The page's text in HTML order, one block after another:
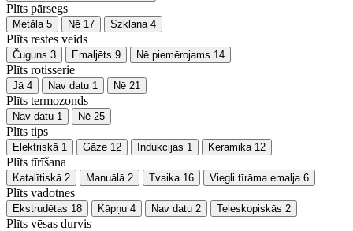
Plīts pārsegs
Metāla 5 Nē 17 Szklana 4
Plīts restes veids
Čuguns 3 Emaljēts 9 Nē piemērojams 14
Plīts rotisserie
Jā 4 Nav datu 1 Nē 21
Plīts termozonds
Nav datu 1 Nē 25
Plīts tips
Elektriskā 1 Gāze 12 Indukcijas 1 Keramika 12
Plīts tīrīšana
Katalītiskā 2 Manuālā 2 Tvaika 16 Viegli tīrāma emalja 6
Plīts vadotnes
Ekstrudētas 18 Kāpņu 4 Nav datu 2 Teleskopiskās 2
Plīts vēsas durvis